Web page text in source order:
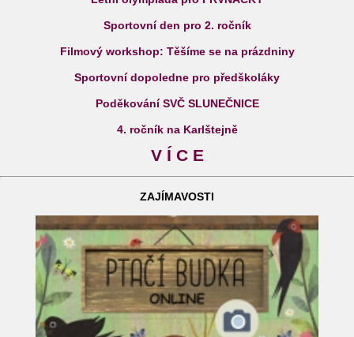
Sportovní den pro 2. ročník
Filmový workshop: Těšíme se na prázdniny
Sportovní dopoledne pro předškoláky
Poděkování SVČ SLUNEČNICE
4. ročník na Karlštejně
V Í C E
ZAJÍMAVOSTI